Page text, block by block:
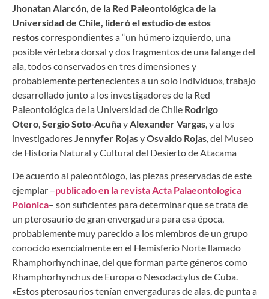
Jhonatan Alarcón, de la Red Paleontológica de la
Universidad de Chile, lideró el estudio de estos
restoscorrespondientes a “un húmero izquierdo, una
posible vértebra dorsal y dos fragmentos de una falange del
ala, todos conservados en tres dimensiones y
probablemente pertenecientes a un solo individuo», trabajo
desarrollado junto a los investigadores de la Red
Paleontológica de la Universidad de Chile Rodrigo
Otero,Sergio Soto-AcuñayAlexander Vargas, y a los
investigadoresJennyfer RojasyOsvaldo Rojas, del Museo
de Historia Natural y Cultural del Desierto de Atacama
De acuerdo al paleontólogo, las piezas preservadas de este
ejemplar –publicado en la revista Acta Palaeontologica
Polonica– son suficientes para determinar que se trata de
un pterosaurio de gran envergadura para esa época,
probablemente muy parecido a los miembros de un grupo
conocido esencialmente en el Hemisferio Norte llamado
Rhamphorhynchinae, del que forman parte géneros como
Rhamphorhynchus de Europa o Nesodactylus de Cuba.
«Estos pterosaurios tenían envergaduras de alas, de punta a